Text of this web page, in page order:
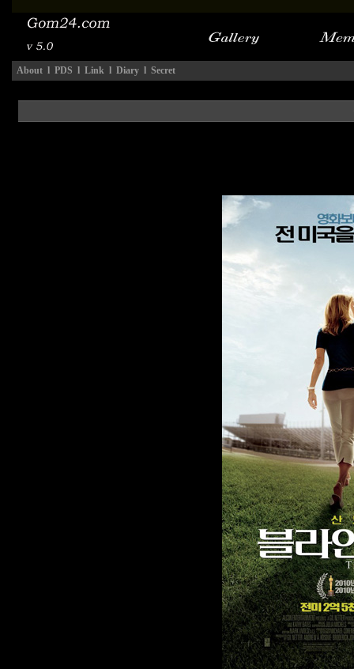
About l PDS l Link l Diary l Secret